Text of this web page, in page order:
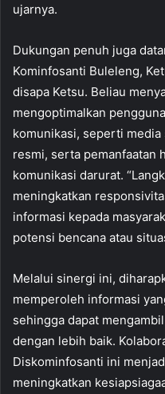
ujarnya.
Dukungan penuh juga
Kominfosanti Buleleng,
disapa Ketsu. Beliau
mengoptimalkan
komunikasi, seperti
resmi, serta pemanfaatan
komunikasi darurat.
meningkatkan
informasi kepada
potensi bencana atau
Melalui sinergi ini,
memperoleh informasi
sehingga dapat
dengan lebih baik.
Diskominfosanti ini
meningkatkan